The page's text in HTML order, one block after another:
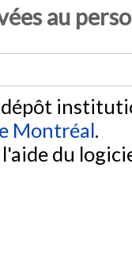
au
Montréal.
du